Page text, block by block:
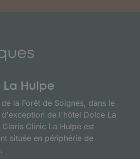
Hulpe
la Forêt de Soignes, dans le
d'exception de l'hôtel Dolce La
Claris Clinic La Hulpe est
située en périphérie de